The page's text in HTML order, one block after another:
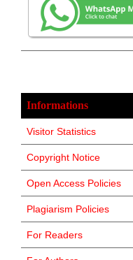
Informations
Visitor Statistics
Copyright Notice
Open Access Policies
Plagiarism Policies
For Readers